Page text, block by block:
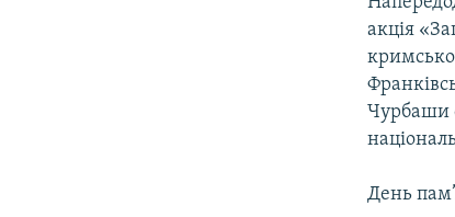
акція
Чурбаши
День